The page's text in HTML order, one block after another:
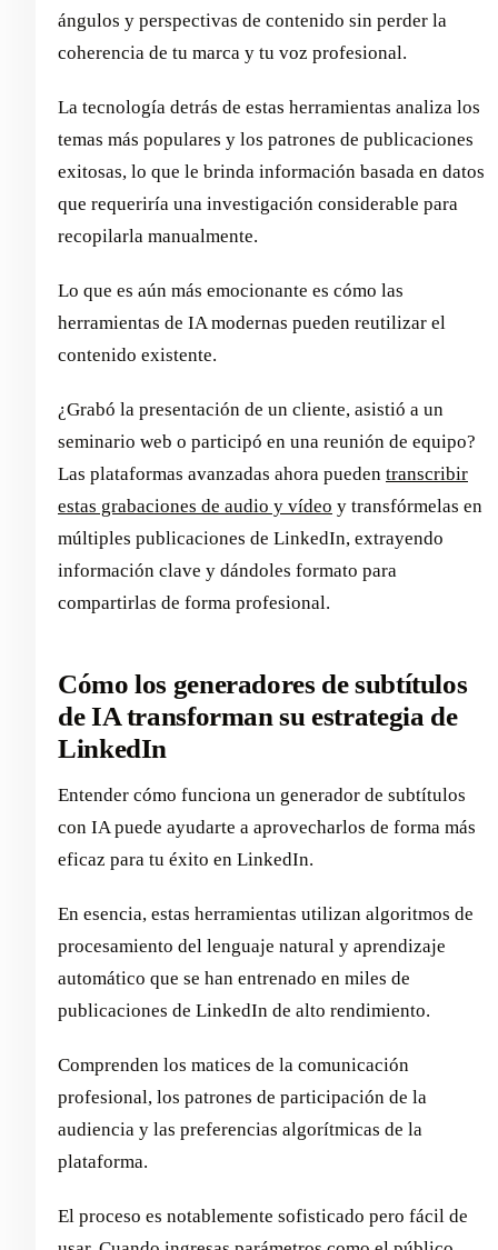
ángulos y perspectivas de contenido sin perder la
coherencia de tu marca y tu voz profesional.
La tecnología detrás de estas herramientas analiza los
temas más populares y los patrones de publicaciones
exitosas, lo que le brinda información basada en datos
que requeriría una investigación considerable para
recopilarla manualmente.
Lo que es aún más emocionante es cómo las
herramientas de IA modernas pueden reutilizar el
contenido existente.
¿Grabó la presentación de un cliente, asistió a un
seminario web o participó en una reunión de equipo?
Las plataformas avanzadas ahora pueden transcribir
estas grabaciones de audio y vídeo y transfórmelas en
múltiples publicaciones de LinkedIn, extrayendo
información clave y dándoles formato para
compartirlas de forma profesional.
Cómo los generadores de subtítulos
de IA transforman su estrategia de
LinkedIn
Entender cómo funciona un generador de subtítulos
con IA puede ayudarte a aprovecharlos de forma más
eficaz para tu éxito en LinkedIn.
En esencia, estas herramientas utilizan algoritmos de
procesamiento del lenguaje natural y aprendizaje
automático que se han entrenado en miles de
publicaciones de LinkedIn de alto rendimiento.
Comprenden los matices de la comunicación
profesional, los patrones de participación de la
audiencia y las preferencias algorítmicas de la
plataforma.
El proceso es notablemente sofisticado pero fácil de